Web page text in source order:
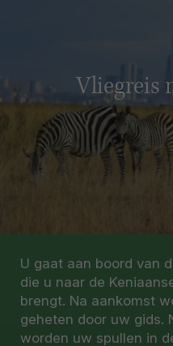
Vliegreis
U gaat aan boord van
die u naar de
brengt. Na aankomst
geheten door uw gids.
worden uw spullen in